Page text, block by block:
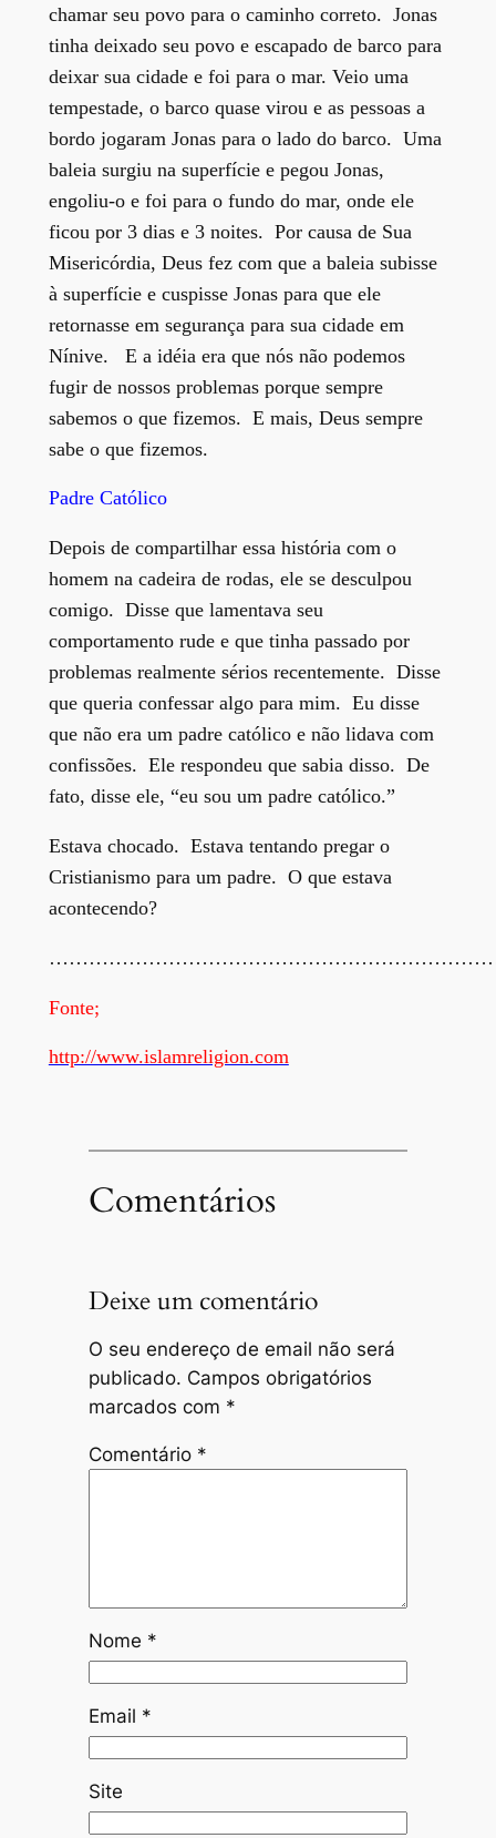
chamar seu povo para o caminho correto. Jonas
tinha deixado seu povo e escapado de barco para
deixar sua cidade e foi para o mar. Veio uma
tempestade, o barco quase virou e as pessoas a
bordo jogaram Jonas para o lado do barco. Uma
baleia surgiu na superfície e pegou Jonas,
engoliu-o e foi para o fundo do mar, onde ele
ficou por 3 dias e 3 noites. Por causa de Sua
Misericórdia, Deus fez com que a baleia subisse
à superfície e cuspisse Jonas para que ele
retornasse em segurança para sua cidade em
Nínive. E a idéia era que nós não podemos
fugir de nossos problemas porque sempre
sabemos o que fizemos. E mais, Deus sempre
sabe o que fizemos.
Padre Católico
Depois de compartilhar essa história com o
homem na cadeira de rodas, ele se desculpou
comigo. Disse que lamentava seu
comportamento rude e que tinha passado por
problemas realmente sérios recentemente. Disse
que queria confessar algo para mim. Eu disse
que não era um padre católico e não lidava com
confissões. Ele respondeu que sabia disso. De
fato, disse ele, “eu sou um padre católico.”
Estava chocado. Estava tentando pregar o
Cristianismo para um padre. O que estava
acontecendo?
Fonte;
http://www.islamreligion.com
Comentários
Deixe um comentário
O seu endereço de email não será
publicado. Campos obrigatórios
marcados com *
Comentário *
Nome *
Email *
Site